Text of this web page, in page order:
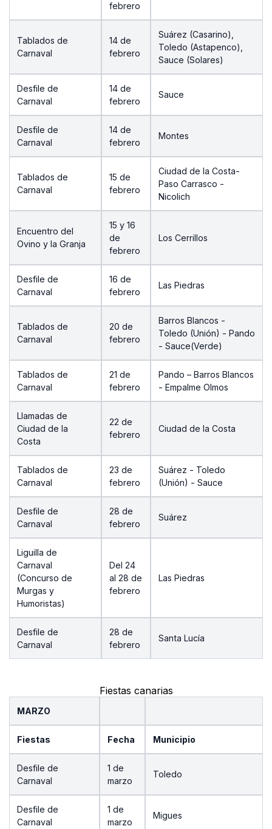
febrero
Tablados de
Carnaval
14 de
febrero
Suárez (Casarino),
Toledo (Astapenco),
Sauce (Solares)
Desfile de
Carnaval
14 de
febrero
Sauce
Desfile de
Carnaval
14 de
febrero
Montes
Tablados de
Carnaval
15 de
febrero
Ciudad de la Costa-
Paso Carrasco -
Nicolich
Encuentro del
Ovino y la Granja
15 y 16
de
febrero
Los Cerrillos
Desfile de
Carnaval
16 de
febrero
Las Piedras
Tablados de
Carnaval
20 de
febrero
Barros Blancos -
Toledo (Unión) - Pando
- Sauce(Verde)
Tablados de
Carnaval
21 de
febrero
Pando – Barros Blancos
- Empalme Olmos
Llamadas de
Ciudad de la
Costa
22 de
febrero
Ciudad de la Costa
Tablados de
Carnaval
23 de
febrero
Suárez - Toledo
(Unión) - Sauce
Desfile de
Carnaval
28 de
febrero
Suárez
Liguilla de
Carnaval
(Concurso de
Murgas y
Humoristas)
Del 24
al 28 de
febrero
Las Piedras
Desfile de
Carnaval
28 de
febrero
Santa Lucía
Fiestas canarias
MARZO
Fiestas Fecha Municipio
Desfile de
Carnaval
1 de
marzo
Toledo
Desfile de
Carnaval
1 de
marzo
Migues